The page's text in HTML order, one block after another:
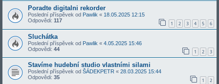
Poradte digitalni rekorder
Poslední příspěvek od Pawlik « 18.05.2025 12:15
Odpovědi: 117 1 2 3 4 5 6
Sluchátka
Poslední příspěvek od Pawlik « 4.05.2025 15:46
Odpovědi: 44 1 2 3
Stavíme hudební studio vlastními silami
Poslední příspěvek od ŠÁDEKPETR « 28.03.2025 15:44
Odpovědi: 35 1 2